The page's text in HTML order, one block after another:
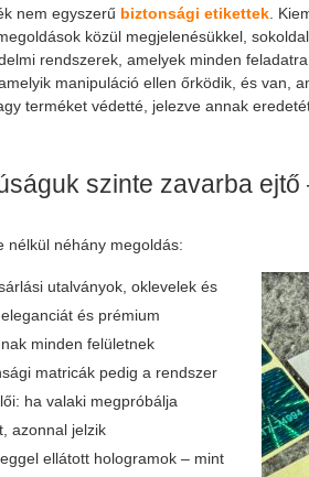
nem egyszerű biztonsági etikettek.
közül megjelenésükkel,
rendszerek, amelyek minden
manipuláció ellen őrködik, és van,
terméket védetté, jelezve annak
szinte zavarba
nélkül néhány megoldás:
utalványok, oklevelek és
és prémium
minden felületnek
matricák pedig a rendszer
ha valaki megpróbálja
azonnal jelzik
ellátott hologramok – mint